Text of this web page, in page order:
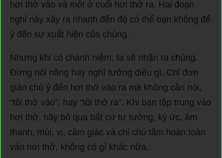
hơi thở vào và một ở cuối hơi thở ra. Hai đoạn
nghỉ này xảy ra nhanh đến độ có thể bạn không để
ý đến sự xuất hiện của chúng.
Nhưng khi có chánh niệm, ta sẽ nhận ra chúng.
Đừng nói năng hay nghĩ tưởng điều gì. Chỉ đơn
giản chú ý đến hơi thở vào ra mà không cần nói,
“tôi thở vào”, hay “tôi thở ra”. Khi bạn tập trung vào
hơi thở, hãy bỏ qua bất cứ tư tưởng, ký ức, âm
thanh, mùi, vị, cảm giác và chỉ chú tâm hoàn toàn
vào hơi thở, không có gì khác nữa.